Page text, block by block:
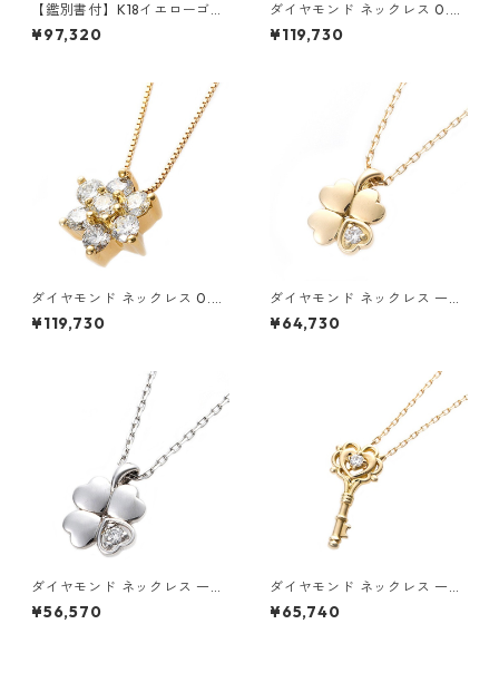
【鑑別書付】K18イエローゴー
ルド 天然ダイヤネックレス ダ
イヤモンドペンダント/ネック
¥97,320
ダイヤモンド ネックレス 0.3c
t K18 ホワイトゴールド 0.3カ
ラット 花 フラワーモチーフ ペ
¥119,730
ダイヤモンド ネックレス 0.3c
t K18 イエローゴールド 0.3カ
ラット 花 フラワーモチーフ ペ
¥119,730
ダイヤモンド ネックレス 一粒
0.014ct K18 イエローゴール
ド 四葉 クローバーモチーフ ペ
¥64,730
ダイヤモンド ネックレス 一粒
0.014ct プラチナ Pt900 四
葉 クローバーモチーフ ペンダ
¥56,570
ダイヤモンド ネックレス 一粒
K18 イエローゴールド 鍵 キー
モチーフ ペンダント 鑑別カー
¥65,740